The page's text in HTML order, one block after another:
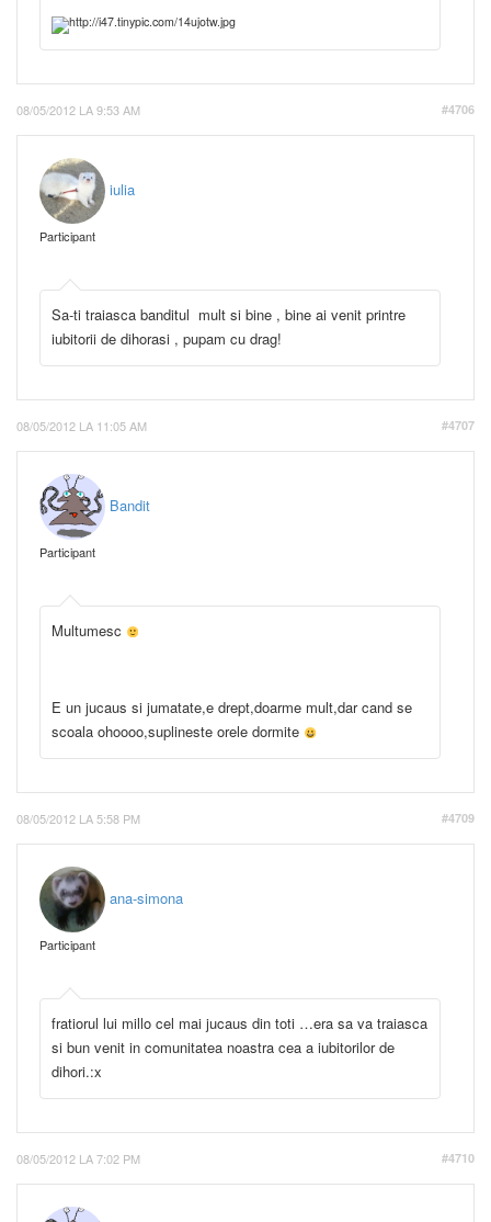
08/05/2012 LA 9:53 AM #4706
iulia
Participant
Sa-ti traiasca banditul mult si bine , bine ai venit printre
iubitorii de dihorasi , pupam cu drag!
08/05/2012 LA 11:05 AM #4707
Bandit
Participant
Multumesc
E un jucaus si jumatate,e drept,doarme mult,dar cand se
scoala ohoooo,suplineste orele dormite
08/05/2012 LA 5:58 PM #4709
ana-simona
Participant
fratiorul lui millo cel mai jucaus din toti …era sa va traiasca
si bun venit in comunitatea noastra cea a iubitorilor de
dihori.:x
08/05/2012 LA 7:02 PM #4710